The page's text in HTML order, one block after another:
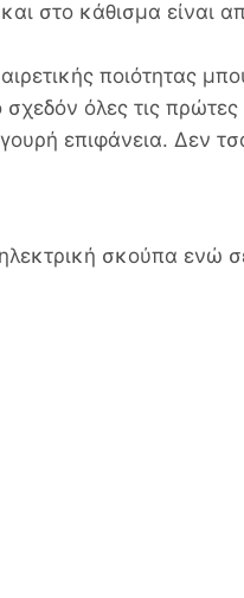
στο κάθισμα
ποιότητας
όλες τις πρώτες
επιφάνεια. Δεν
σκούπα ενώ